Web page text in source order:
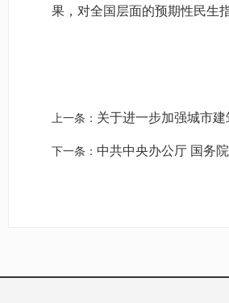
果，对全国层面的预期性民生
上一条： 关于进一步加强城市
下一条： 中共中央办公厅 国务